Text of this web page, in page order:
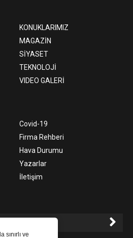
sınırlı ve
KONUKLARIMIZ
MAGAZİN
SİYASET
TEKNOLOJİ
VIDEO GALERİ
Covid-19
Firma Rehberi
Hava Durumu
Yazarlar
İletişim